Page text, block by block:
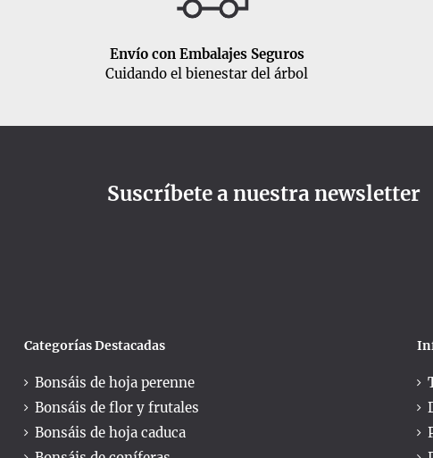
Envío con Embalajes Seguros
Cuidando el bienestar del árbol
Suscríbete a nuestra newsletter
Categorías Destacadas
Bonsáis de hoja perenne
Bonsáis de flor y frutales
Bonsáis de hoja caduca